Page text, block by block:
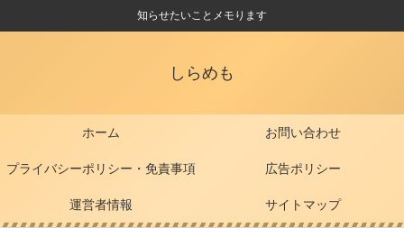
知らせたいことメモります
しらめも
ホーム お問い合わせ
プライバシーポリシー・免責事項 広告ポリシー
運営者情報 サイトマップ